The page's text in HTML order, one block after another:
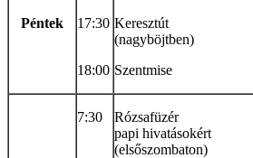
Péntek 17:30
18:00
Keresztút
(nagyböjtben)
Szentmise
7:30
Rózsafüzér
papi hivatásokért
(elsőszombaton)